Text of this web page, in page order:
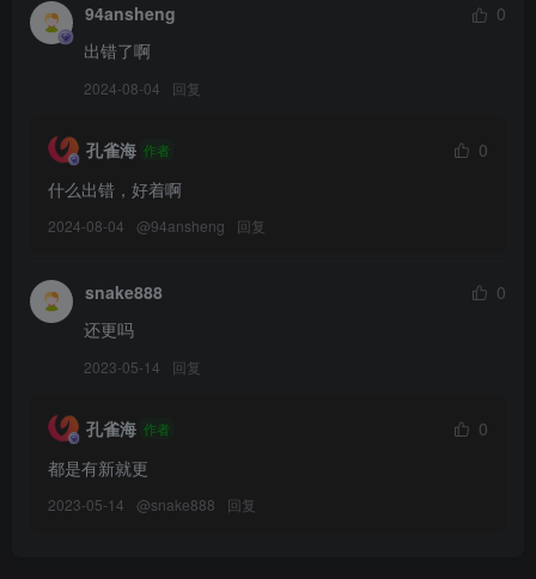
94ansheng
0
出错了啊
2024-08-04 回复
孔雀海 作者
0
什么出错，好着啊
2024-08-04 @94ansheng 回复
snake888
0
还更吗
2023-05-14 回复
孔雀海 作者
0
都是有新就更
2023-05-14 @snake888 回复